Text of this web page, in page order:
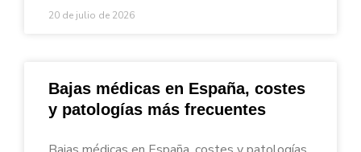
20 de julio de 2026
Bajas médicas en España, costes
y patologías más frecuentes